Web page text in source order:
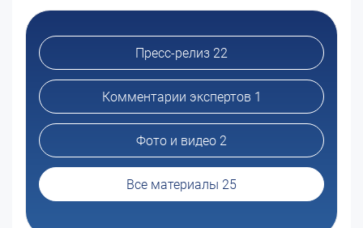
Пресс-релиз 22
Комментарии экспертов 1
Фото и видео 2
Все материалы 25